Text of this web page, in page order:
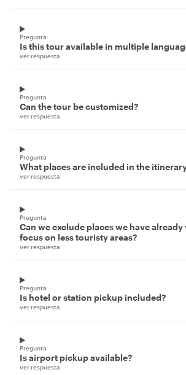
Pregunta
Is this tour available in multiple
ver respuesta
Pregunta
Can the tour be customized?
ver respuesta
Pregunta
What places are included in the
ver respuesta
Pregunta
Can we exclude places we have
focus on less touristy areas?
ver respuesta
Pregunta
Is hotel or station pickup included?
ver respuesta
Pregunta
Is airport pickup available?
ver respuesta